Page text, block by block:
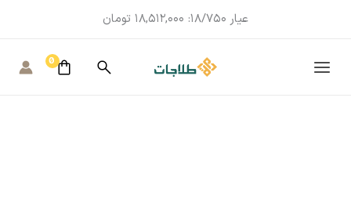
عیار 18/750: 18,512,000 تومان
MAIN